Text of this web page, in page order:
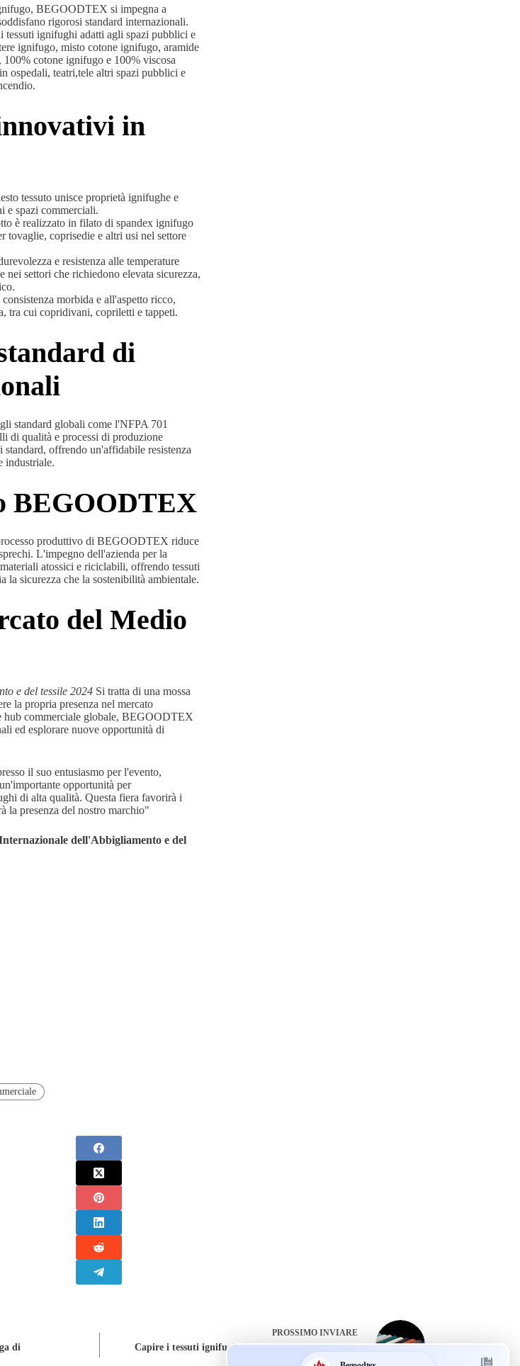
BEGOODTEX si impegna a
rigorosi standard internazionali.
tessuti ignifughi adatti agli spazi pubblici e
ignifugo, misto cotone ignifugo, aramide
cotone ignifugo e 100% viscosa
ospedali, teatri,tele altri spazi pubblici e
in
tessuto unisce proprietà ignifughe e
e spazi commerciali.
è realizzato in filato di spandex ignifugo
tovaglie, coprisedie e altri usi nel settore
e resistenza alle temperature
nei settori che richiedono elevata sicurezza,
morbida e all'aspetto ricco,
tra cui copridivani, copriletti e tappeti.
di
standard globali come l'NFPA 701
di qualità e processi di produzione
offrendo un'affidabile resistenza
industriale.
BEGOODTEX
produttivo di BEGOODTEX riduce
L'impegno dell'azienda per la
atossici e riciclabili, offrendo tessuti
sicurezza che la sostenibilità ambientale.
del Medio
e del tessile 2024 Si tratta di una mossa
la propria presenza nel mercato
hub commerciale globale, BEGOODTEX
ed esplorare nuove opportunità di
il suo entusiasmo per l'evento,
opportunità per
di alta qualità. Questa fiera favorirà i
la presenza del nostro marchio"
dell'Abbigliamento e del
di
PROSSIMO INVIARE
Capire i tessuti ignifughi: classificazione, standard e
applicazioni